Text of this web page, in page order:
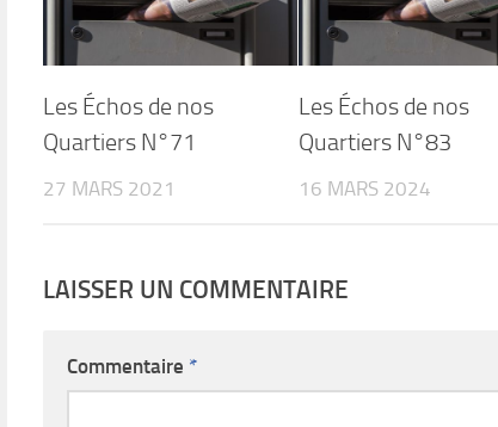
Les Échos de nos
Quartiers N°71
27 MARS 2021
Les Échos de nos
Quartiers N°83
16 MARS 2024
LAISSER UN COMMENTAIRE
Commentaire *